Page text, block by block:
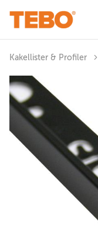
Kakellister & Profiler